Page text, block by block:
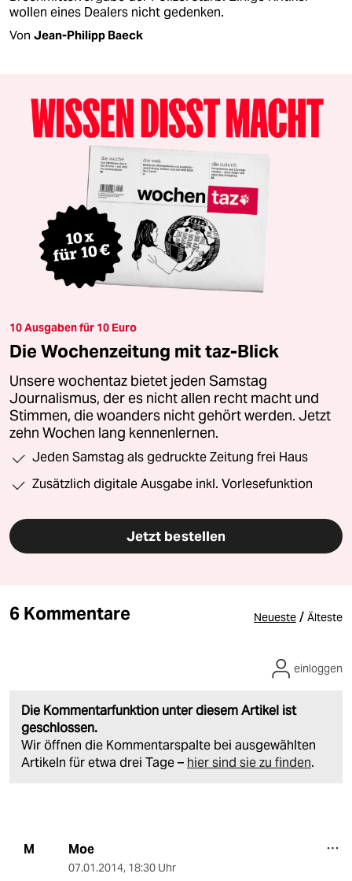
wollen eines Dealers nicht gedenken.
Von Jean-Philipp Baeck
10 Ausgaben für 10 Euro
Die Wochenzeitung mit taz-Blick
Unsere wochentaz bietet jeden Samstag
Journalismus, der es nicht allen recht macht und
Stimmen, die woanders nicht gehört werden. Jetzt
zehn Wochen lang kennenlernen.
Jeden Samstag als gedruckte Zeitung frei Haus
Zusätzlich digitale Ausgabe inkl. Vorlesefunktion
Jetzt bestellen
6 Kommentare Neueste / Älteste
Die Kommentarfunktion unter diesem Artikel ist
geschlossen.
Wir öffnen die Kommentarspalte bei ausgewählten
Artikeln für etwa drei Tage – hier sind sie zu finden.
einloggen
M Moe
07.01.2014, 18:30 Uhr